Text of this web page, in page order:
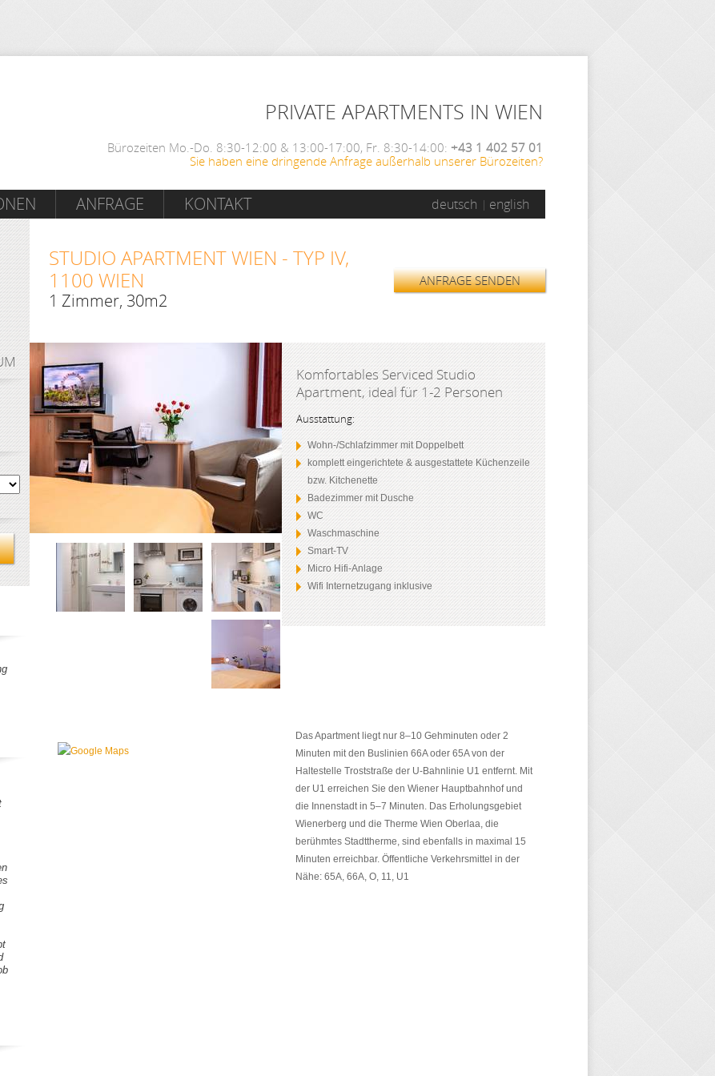
PRIVATE APARTMENTS IN WIEN
Bürozeiten Mo.-Do. 8:30-12:00 & 13:00-17:00, Fr. 8:30-14:00: +43 1 402 57 01
Sie haben eine dringende Anfrage außerhalb unserer Bürozeiten?
ANFRAGE KONTAKT deutsch english
STUDIO APARTMENT WIEN - TYP IV,
1100 WIEN
1 Zimmer, 30m2
ANFRAGE SENDEN
Komfortables Serviced Studio
Apartment, ideal für 1-2 Personen
Ausstattung:
Wohn-/Schlafzimmer mit Doppelbett
komplett eingerichtete & ausgestattete Küchenzeile
bzw. Kitchenette
Badezimmer mit Dusche
WC
Waschmaschine
Smart-TV
Micro Hifi-Anlage
Wifi Internetzugang inklusive
Das Apartment liegt nur 8–10 Gehminuten oder 2
Minuten mit den Buslinien 66A oder 65A von der
Haltestelle Troststraße der U-Bahnlinie U1 entfernt. Mit
der U1 erreichen Sie den Wiener Hauptbahnhof und
die Innenstadt in 5–7 Minuten. Das Erholungsgebiet
Wienerberg und die Therme Wien Oberlaa, die
berühmtes Stadttherme, sind ebenfalls in maximal 15
Minuten erreichbar. Öffentliche Verkehrsmittel in der
Nähe: 65A, 66A, O, 11, U1